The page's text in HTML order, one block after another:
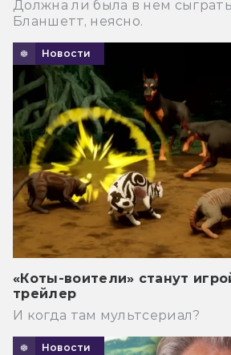
Должна ли была в нем
Бланшетт, неясно.
Новости
«Коты-воители» станут
трейлер
И когда там мультсериал?
Новости